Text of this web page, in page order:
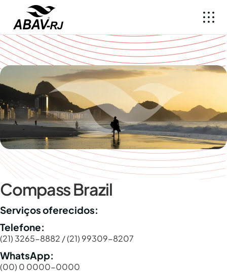
Compass Brazil
Serviços oferecidos:
Telefone:
(21) 3265-8882 / (21) 99309-8207
WhatsApp:
(00) 0 0000-0000